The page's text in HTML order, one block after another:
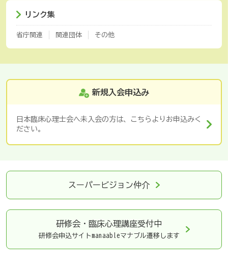
リンク集
省庁関連 関連団体 その他
新規入会申込み
日本臨床心理士会へ未入会の方は、こちらよりお申込みく
ださい。
スーパービジョン仲介
研修会・臨床心理講座受付中
研修会申込サイトmanaableマナブル遷移します